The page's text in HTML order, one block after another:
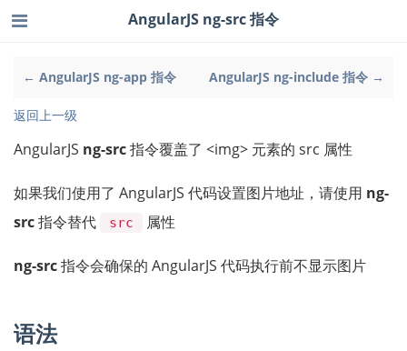
← AngularJS ng-app 指令 AngularJS ng-include 指令 →
AngularJS ng-src 指令
返回上一级
AngularJS ng-src指令覆盖了 <img> 元素的 src 属性
如果我们使用了 AngularJS 代码设置图片地址，请使用 ng-
src指令替代 src 属性
ng-src指令会确保的 AngularJS 代码执行前不显示图片
语法